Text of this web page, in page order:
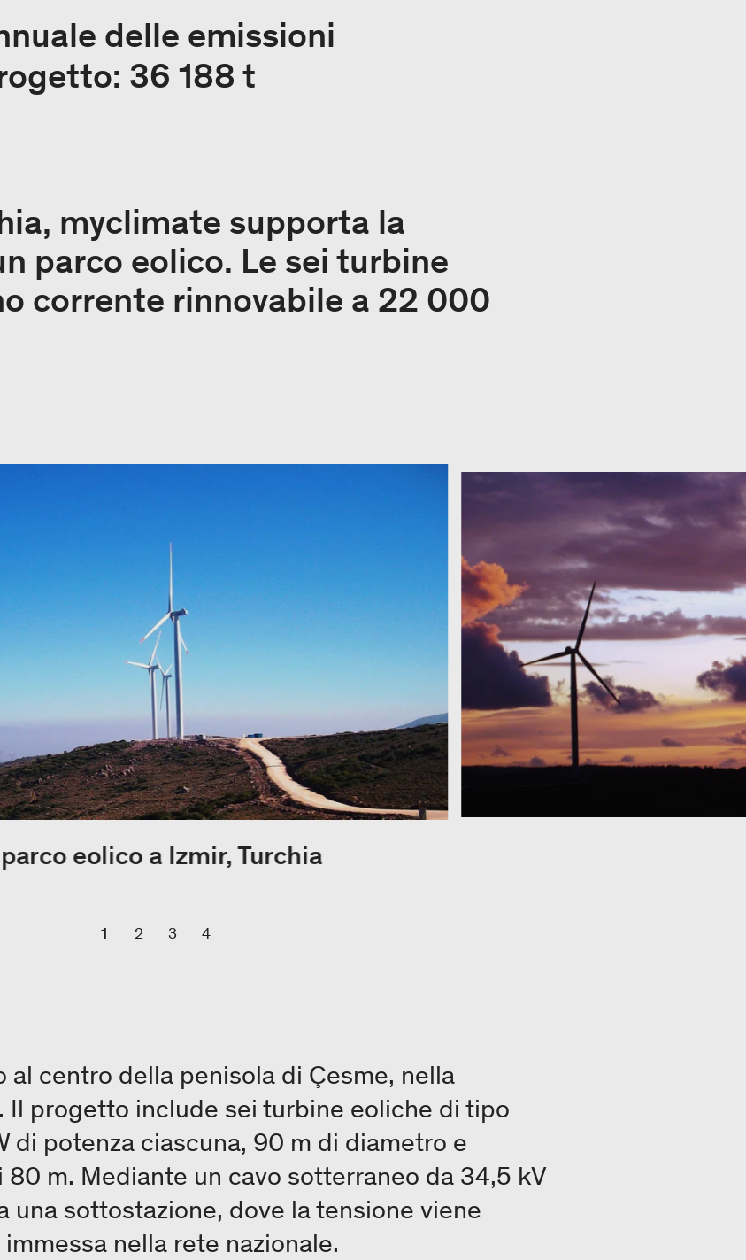
delle emissioni
36 188 t
myclimate supporta la
parco eolico. Le sei turbine
corrente rinnovabile a 22 000
eolico a Izmir, Turchia
1 2 3 4
al centro della penisola di Çesme, nella
Il progetto include sei turbine eoliche di tipo
di potenza ciascuna, 90 m di diametro e
80 m. Mediante un cavo sotterraneo da 34,5 kV
una sottostazione, dove la tensione viene
nella rete nazionale.